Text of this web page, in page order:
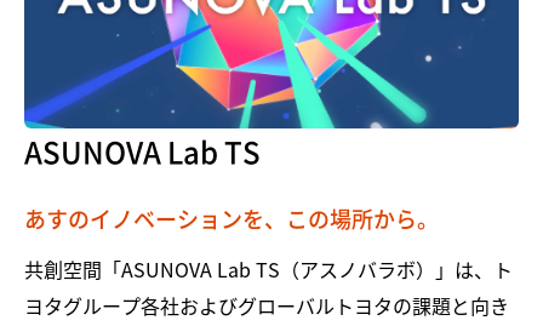
ASUNOVA Lab TS
あすのイノベーションを、この場所から。
共創空間「ASUNOVA Lab TS（アスノバラボ）」は、ト
ヨタグループ各社およびグローバルトヨタの課題と向き